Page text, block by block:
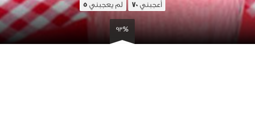
أعجبني70 لم يعجبني5
93%